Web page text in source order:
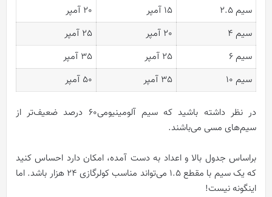
سیم 2.5 15 آمپر
20 آمپر
سیم 4
20 آمپر
25 آمپر
سیم 6
25 آمپر
35 آمپر
سیم 10
35 آمپر 50 آمپر
در نظر داشته باشید که سیم آلومینیومی‌60 درصد ضعیف‌تر از
سیم‌های مسی می‌باشند.
براساس جدول بالا و اعداد به دست آمده، امکان دارد احساس کنید
که یک سیم با مقطع 1.5 می‌تواند مناسب کولرگازی 24 هزار باشد. اما
اینگونه نیست!